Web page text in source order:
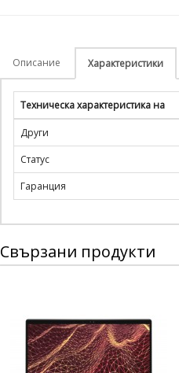
Описание Характеристики
Техническа характеристика на
Други
Статус
Гаранция
Свързани продукти